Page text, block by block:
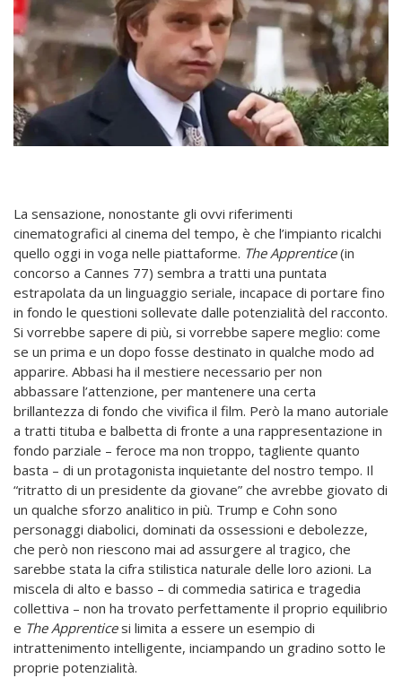
La sensazione, nonostante gli ovvi riferimenti
cinematografici al cinema del tempo, è che l’impianto ricalchi
quello oggi in voga nelle piattaforme. The Apprentice(in
concorso a Cannes 77) sembra a tratti una puntata
estrapolata da un linguaggio seriale, incapace di portare fino
in fondo le questioni sollevate dalle potenzialità del racconto.
Si vorrebbe sapere di più, si vorrebbe sapere meglio: come
se un prima e un dopo fosse destinato in qualche modo ad
apparire. Abbasi ha il mestiere necessario per non
abbassare l’attenzione, per mantenere una certa
brillantezza di fondo che vivifica il film. Però la mano autoriale
a tratti tituba e balbetta di fronte a una rappresentazione in
fondo parziale – feroce ma non troppo, tagliente quanto
basta – di un protagonista inquietante del nostro tempo. Il
“ritratto di un presidente da giovane” che avrebbe giovato di
un qualche sforzo analitico in più. Trump e Cohn sono
personaggi diabolici, dominati da ossessioni e debolezze,
che però non riescono mai ad assurgere al tragico, che
sarebbe stata la cifra stilistica naturale delle loro azioni. La
miscela di alto e basso – di commedia satirica e tragedia
collettiva – non ha trovato perfettamente il proprio equilibrio
e The Apprenticesi limita a essere un esempio di
intrattenimento intelligente, inciampando un gradino sotto le
proprie potenzialità.